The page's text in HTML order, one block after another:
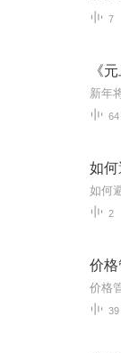
7
《
新年
64
如
2
价格
价格
39